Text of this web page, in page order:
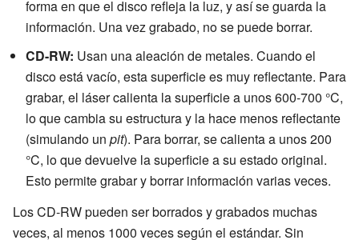
forma en que el disco refleja la luz, y así se guarda la
información. Una vez grabado, no se puede borrar.
CD-RW: Usan una aleación de metales. Cuando el
disco está vacío, esta superficie es muy reflectante. Para
grabar, el láser calienta la superficie a unos 600-700 °C,
lo que cambia su estructura y la hace menos reflectante
(simulando un pit). Para borrar, se calienta a unos 200
°C, lo que devuelve la superficie a su estado original.
Esto permite grabar y borrar información varias veces.
Los CD-RW pueden ser borrados y grabados muchas
veces, al menos 1000 veces según el estándar. Sin